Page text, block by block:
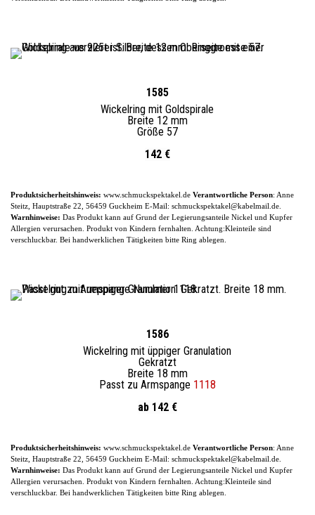
1585
Wickelring mit Goldspirale
Breite 12 mm
Größe 57
142 €
Produktsicherheitshinweis: www.schmuckspektakel.de Verantwortliche Person: Anne
Steitz, Hauptstraße 22, 56459 Guckheim E-Mail: schmuckspektakel@kabelmail.de.
Warnhinweise: Das Produkt kann auf Grund der Legierungsanteile Nickel und Kupfer
Allergien verursachen. Produkt von Kindern fernhalten. Achtung:Kleinteile sind
verschluckbar. Bei handwerklichen Tätigkeiten bitte Ring ablegen.
1586
Wickelring mit üppiger Granulation
Gekratzt
Breite 18 mm
Passt zu Armspange 1118
ab 142 €
Produktsicherheitshinweis: www.schmuckspektakel.de Verantwortliche Person: Anne
Steitz, Hauptstraße 22, 56459 Guckheim E-Mail: schmuckspektakel@kabelmail.de.
Warnhinweise: Das Produkt kann auf Grund der Legierungsanteile Nickel und Kupfer
Allergien verursachen. Produkt von Kindern fernhalten. Achtung:Kleinteile sind
verschluckbar. Bei handwerklichen Tätigkeiten bitte Ring ablegen.